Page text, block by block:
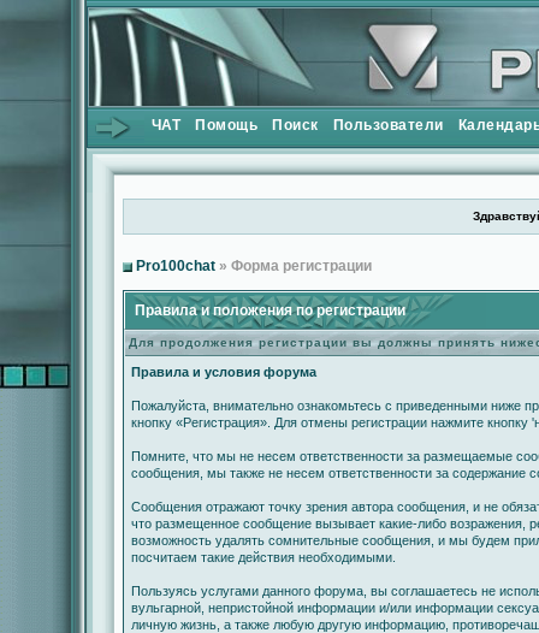
ЧАТ Помощь Поиск Пользователи
Pro100chat » Форма регистрации
Правила и положения по регистрации
Для продолжения регистрации вы должны принять
Правила и условия форума
Пожалуйста, внимательно ознакомьтесь с приведенными ниже
кнопку «Регистрация». Для отмены регистрации нажмите кнопку
Помните, что мы не несем ответственности за размещаемые
сообщения, мы также не несем ответственности за содержание
Сообщения отражают точку зрения автора сообщения, и не
что размещенное сообщение вызывает какие-либо возражения,
возможность удалять сомнительные сообщения, и мы будем
посчитаем такие действия необходимыми.
Пользуясь услугами данного форума, вы соглашаетесь не
вульгарной, непристойной информации и/или информации
личную жизнь, а также любую другую информацию,